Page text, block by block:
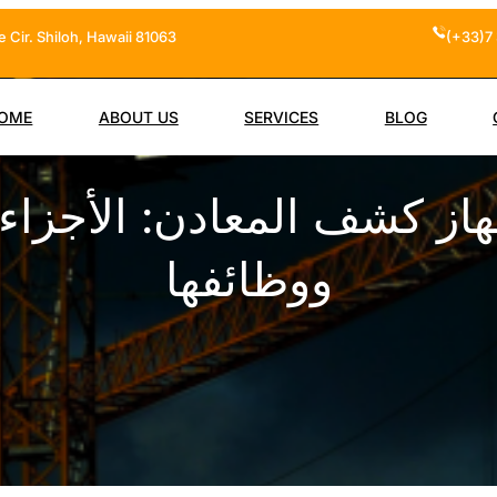
Cir. Shiloh, Hawaii 81063 (+33)7
ABOUT US SERVICES BLOG
كشف المعادن:
ووظائفها